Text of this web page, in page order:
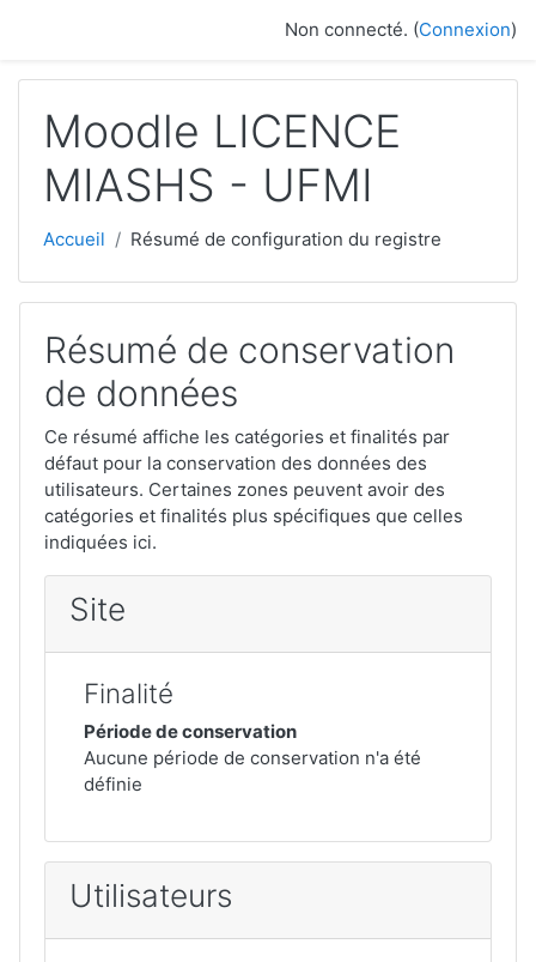
Non connecté. (Connexion)
Moodle LICENCE
MIASHS - UFMI
Accueil Résumé de configuration du registre
Résumé de conservation
de données
Ce résumé affiche les catégories et finalités par
défaut pour la conservation des données des
utilisateurs. Certaines zones peuvent avoir des
catégories et finalités plus spécifiques que celles
indiquées ici.
Site
Finalité
Période de conservation
Aucune période de conservation n'a été
définie
Utilisateurs